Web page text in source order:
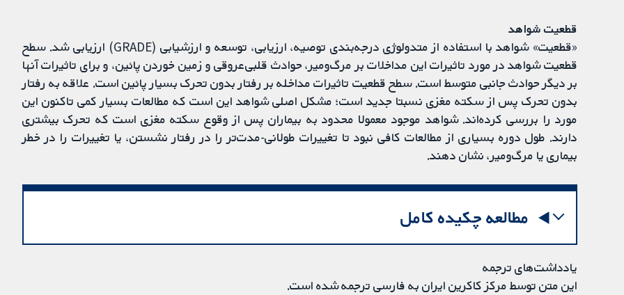
قطعیت شواهد
«قطعیت» شواهد با استفاده از متدولوژی درجه‌‏بندی توصیه‏، ارزیابی، توسعه و ارزشیابی (GRADE) ارزیابی شد. سطح
قطعیت شواهد در مورد تاثیرات این مداخلات بر مرگ‌ومیر، حوادث قلبی‌عروقی و زمین خوردن پائین، و برای تاثیرات آنها
بر دیگر حوادث جانبی متوسط است. سطح قطعیت تاثیرات مداخله بر رفتار بدون تحرک بسیار پائین است. علاقه به رفتار
بدون تحرک پس از سکته مغزی نسبتا جدید است؛ مشکل اصلی شواهد این است که مطالعات بسیار کمی تاکنون این
مورد را بررسی کرده‌اند. شواهد موجود معمولا محدود به بیماران پس از وقوع سکته مغزی است که تحرک بیشتری
دارند. طول دوره بسیاری از مطالعات کافی نبود تا تغییرات طولانی‌-مدت‌تر را در رفتار نشستن، یا تغییرات را در خطر
بیماری یا مرگ‌ومیر، نشان دهند.
مطالعه چکیده کامل
یادداشت‌های ترجمه
این متن توسط مرکز کاکرین ایران به فارسی ترجمه شده است.